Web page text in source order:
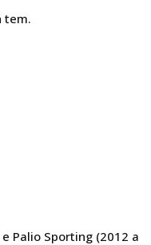
tem.
Palio Sporting (2012 a